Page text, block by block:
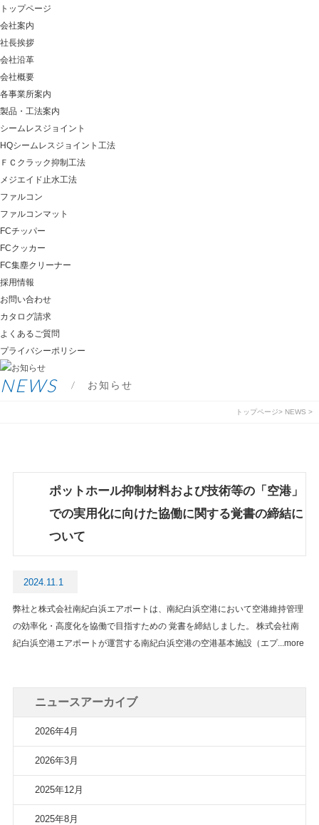
トップページ
会社案内
社長挨拶
会社沿革
会社概要
各事業所案内
製品・工法案内
シームレスジョイント
HQシームレスジョイント工法
ＦＣクラック抑制工法
メジエイド止水工法
ファルコン
ファルコンマット
FCチッパー
FCクッカー
FC集塵クリーナー
採用情報
お問い合わせ
カタログ請求
よくあるご質問
プライバシーポリシー
NEWS / お知らせ
トップページ> NEWS >
ポットホール抑制材料および技術等の「空港」
での実用化に向けた協働に関する覚書の締結に
ついて
2024.11.1
弊社と株式会社南紀白浜エアポートは、南紀白浜空港において空港維持管理
の効率化・高度化を協働で目指すための 覚書を締結しました。 株式会社南
紀白浜空港エアポートが運営する南紀白浜空港の空港基本施設（エプ...more
ニュースアーカイブ
2026年4月
2026年3月
2025年12月
2025年8月